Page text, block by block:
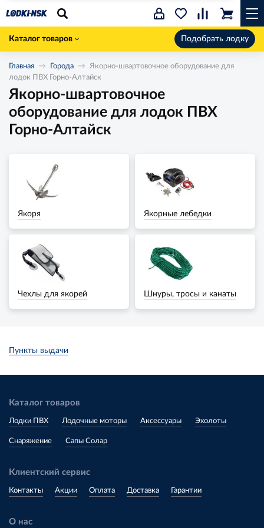
Каталог товаров Подобрать лодку
Главная Города
Якорно-швартовочное оборудование для
лодок ПВХ Горно-Алтайск
Якорно-швартовочное
оборудование для лодок ПВХ
Горно-Алтайск
Якоря Якорные лебедки
Чехлы для якорей Шнуры, тросы и канаты
Пункты выдачи
Каталог товаров
Лодки ПВХ Лодочные моторы Аксессуары Эхолоты
Снаряжение Сапы Солар
Клиентский сервис
Контакты Акции Оплата Доставка Гарантии
О нас